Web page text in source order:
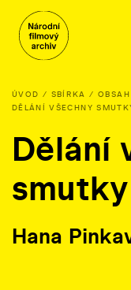
ÚVOD SBÍRKA
DĚLÁNÍ VŠECHNY
Dělání
Hana